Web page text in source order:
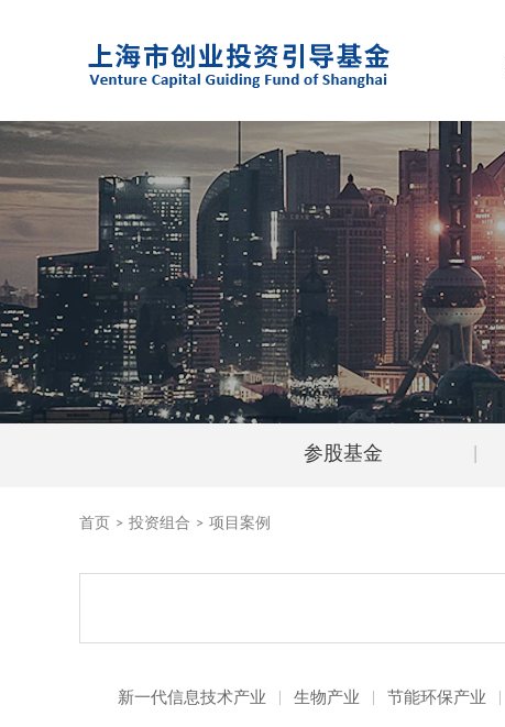
参股基金
首页 > 投资组合 > 项目案例
新一代信息技术产业 生物产业 节能环保产业